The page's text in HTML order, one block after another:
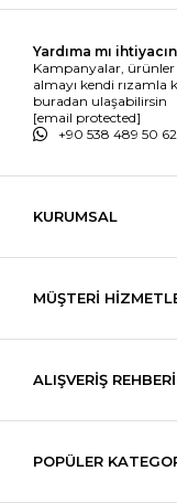
Yardıma mı
Kampanyalar, ürünler
almayı kendi rızamla
buradan ulaşabilirsin
[email protected]
+90 538 489 50 62
KURUMSAL
MÜŞTERİ
ALIŞVERİŞ REHBERİ
POPÜLER